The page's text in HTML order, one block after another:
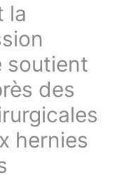
la
soutient
des
hernies